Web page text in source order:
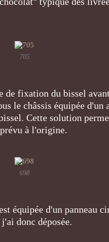
705
de fixation du bissel
le châssis équipée d'un
Cette solution
à l'origine.
698
équipée d'un panneau
donc déposée.